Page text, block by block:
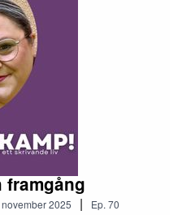
framgång
2025 | Ep. 70